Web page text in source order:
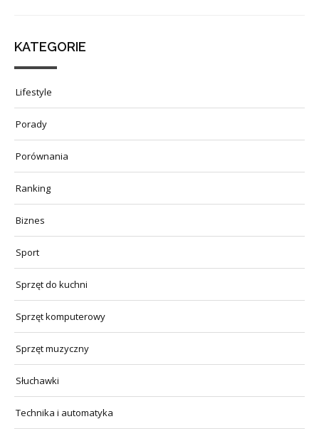
KATEGORIE
Lifestyle
Porady
Porównania
Ranking
Biznes
Sport
Sprzęt do kuchni
Sprzęt komputerowy
Sprzęt muzyczny
Słuchawki
Technika i automatyka